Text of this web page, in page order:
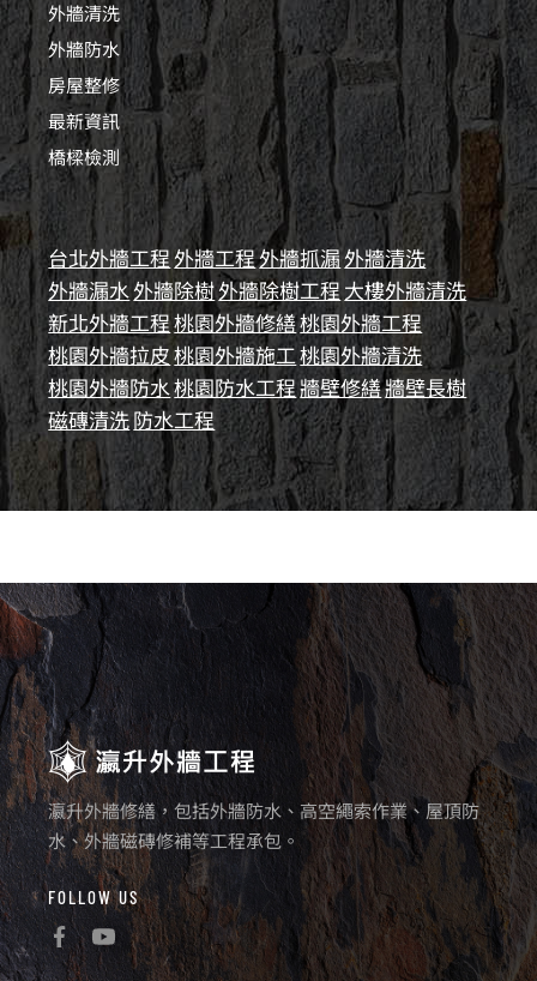
外牆清洗
外牆防水
房屋整修
最新資訊
橋樑檢測
台北外牆工程 外牆工程外牆抓漏 外牆清洗
外牆漏水 外牆除樹外牆除樹工程 大樓外牆清洗
新北外牆工程桃園外牆修繕桃園外牆工程
桃園外牆拉皮 桃園外牆施工桃園外牆清洗
桃園外牆防水 桃園防水工程牆壁修繕牆壁長樹
磁磚清洗 防水工程
瀛升外牆修繕，包括外牆防水、高空繩索作業、屋頂防
水、外牆磁磚修補等工程承包。
FOLLOW US